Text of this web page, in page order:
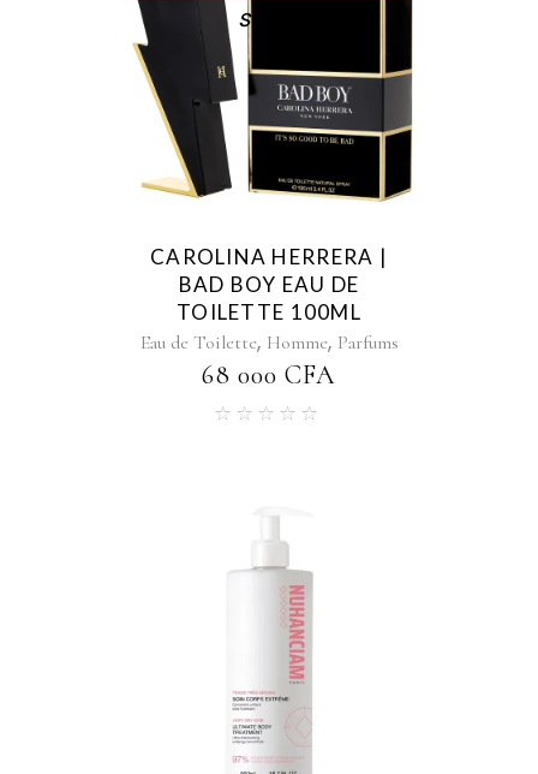
stock
CAROLINA HERRERA |
BAD BOY EAU DE
TOILETTE 100ML
Eau de Toilette, Homme, Parfums
68 000CFA